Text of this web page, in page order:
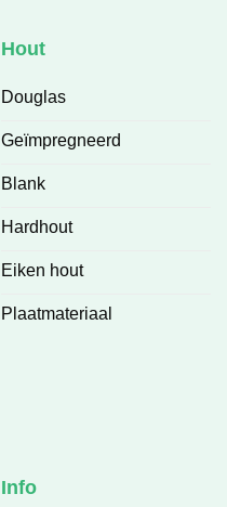
Hout
Douglas
Geïmpregneerd
Blank
Hardhout
Eiken hout
Plaatmateriaal
Info